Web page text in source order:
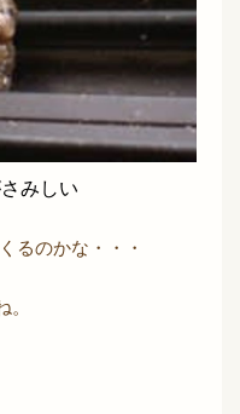
みしい
るのかな・・・